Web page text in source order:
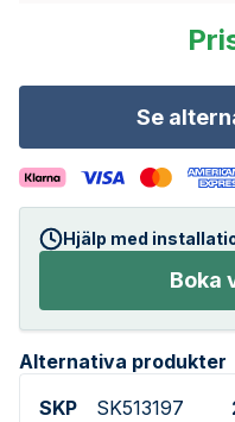
Se
Hjälp med
Boka
Alternativa produkter
SKP
SK513197